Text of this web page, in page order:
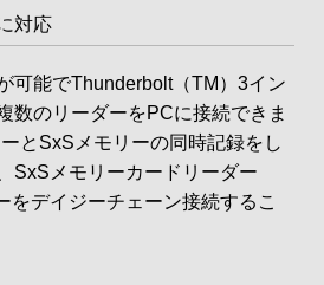
対応
可能でThunderbolt（TM）3イン
数のリーダーをPCに接続できま
とSxSメモリーの同時記録をし
SxSメモリーカードリーダー
をデイジーチェーン接続するこ